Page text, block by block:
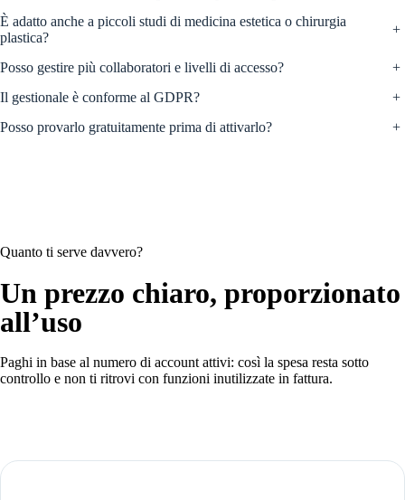
È adatto anche a piccoli studi di medicina estetica o chirurgia
plastica?
+
Posso gestire più collaboratori e livelli di accesso?
+
Il gestionale è conforme al GDPR?
+
Posso provarlo gratuitamente prima di attivarlo?
+
Quanto ti serve davvero?
Un prezzo chiaro, proporzionato
all’uso
Paghi in base al numero di account attivi: così la spesa resta sotto
controllo e non ti ritrovi con funzioni inutilizzate in fattura.